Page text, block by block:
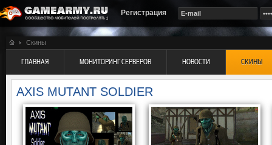
Регистрация
Скины
ГЛАВНАЯ МОНИТОРИНГ СЕРВЕРОВ НОВОСТИ СКИНЫ
AXIS MUTANT SOLDIER